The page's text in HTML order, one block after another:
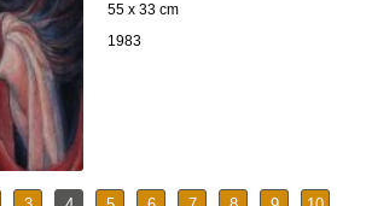
55 x 33 cm
1983